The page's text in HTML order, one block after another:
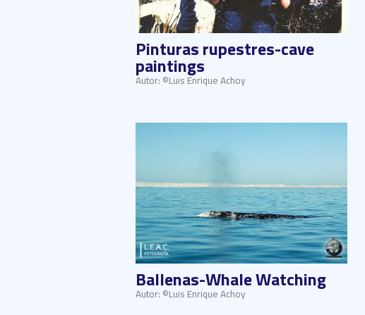
Pinturas rupestres-cave
paintings
Autor: ©Luis Enrique Achoy
Ballenas-Whale Watching
Autor: ©Luis Enrique Achoy